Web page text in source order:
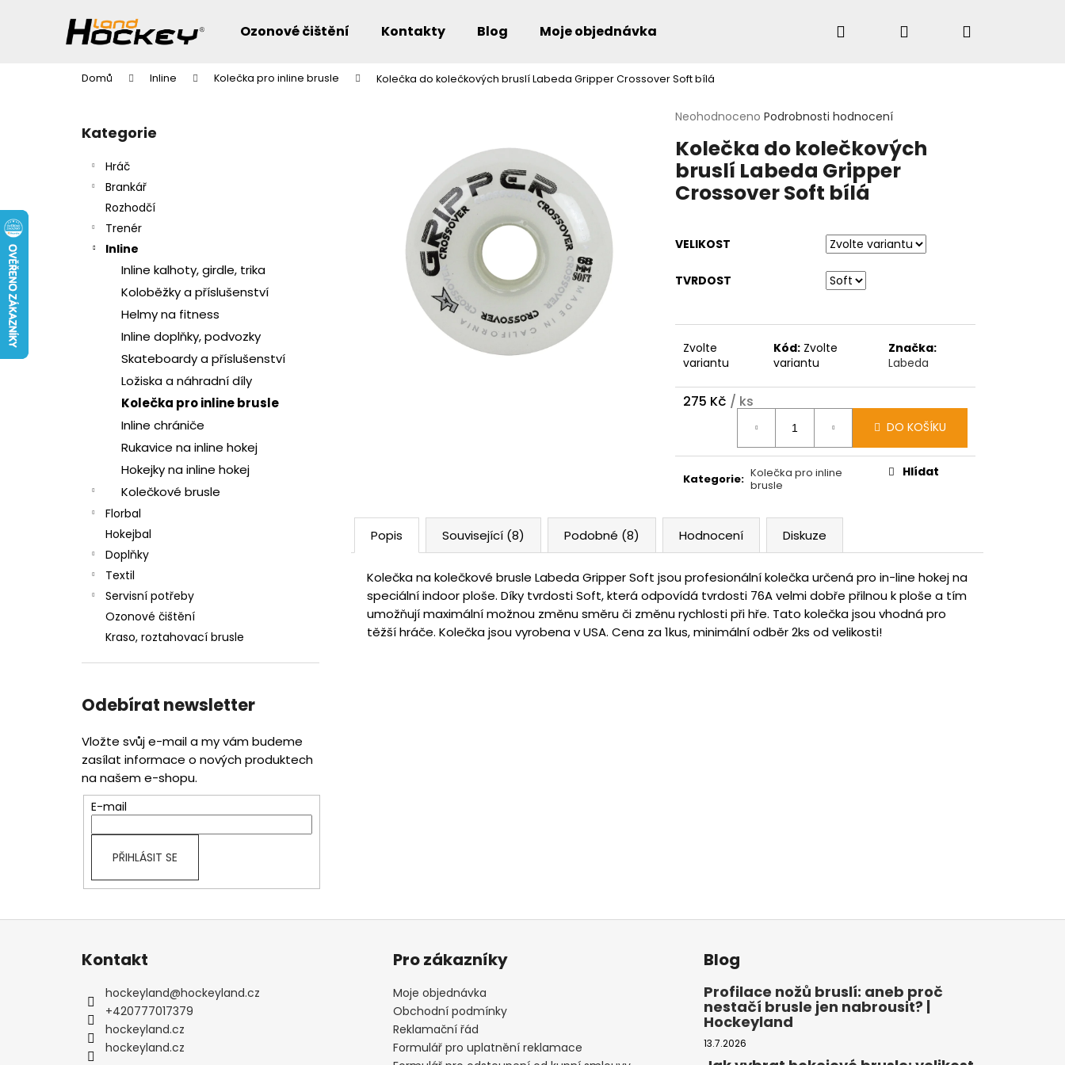
Ozonové čištění Kontakty Blog Moje objednávka Přihlášení
Domů Inline Kolečka pro inline brusle Kolečka do kolečkových bruslí Labeda Gripper Crossover Soft bílá
Přeskočit
kategorie
Kategorie
Hráč
Brankář
Rozhodčí
Trenér
Inline
Inline kalhoty, girdle, trika
Koloběžky a příslušenství
Helmy na fitness
Inline doplňky, podvozky
Skateboardy a příslušenství
Ložiska a náhradní díly
Kolečka pro inline brusle
Inline chrániče
Rukavice na inline hokej
Hokejky na inline hokej
Kolečkové brusle
Florbal
Hokejbal
Doplňky
Textil
Servisní potřeby
Ozonové čištění
Kraso, roztahovací brusle
Odebírat newsletter
Vložte svůj e-mail a my vám budeme
zasílat informace o nových produktech
na našem e-shopu.
E-mail
PŘIHLÁSIT SE
Průměrné
produktu
je
0,0
z
Neohodnoceno Podrobnosti hodnocení
Kolečka do kolečkových
bruslí Labeda Gripper
Crossover Soft bílá
VELIKOST
TVRDOST
Zvolte
variantu
Kód: Zvolte
variantu
Značka:
Labeda
275 Kč / ks
DO KOŠÍKU
Kategorie: Kolečka pro inline
brusle
Hlídat
Popis Související (8) Podobné (8) Hodnocení Diskuze
Kolečka na kolečkové brusle Labeda Gripper Soft jsou profesionální kolečka určená pro in-line hokej na
speciální indoor ploše. Díky tvrdosti Soft, která odpovídá tvrdosti 76A velmi dobře přilnou k ploše a tím
umožňují maximální možnou změnu směru či změnu rychlosti při hře. Tato kolečka jsou vhodná pro
těžší hráče. Kolečka jsou vyrobena v USA. Cena za 1kus, minimální odběr 2ks od velikosti!
Zpět
obchodu
Zpět
obchodu
Co potřebujete najít?
HLEDAT
Doporučujeme
Kontakt
hockeyland@hockeyland.cz
+420777017379
hockeyland.cz
hockeyland.cz
Pro zákazníky
Moje objednávka
Obchodní podmínky
Reklamační řád
Formulář pro uplatnění reklamace
Blog
Profilace nožů bruslí: aneb proč
nestačí brusle jen nabrousit? |
Hockeyland
13.7.2026